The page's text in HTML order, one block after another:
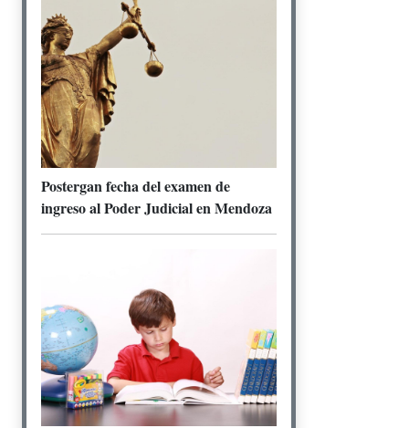
Postergan fecha del examen de
ingreso al Poder Judicial en Mendoza